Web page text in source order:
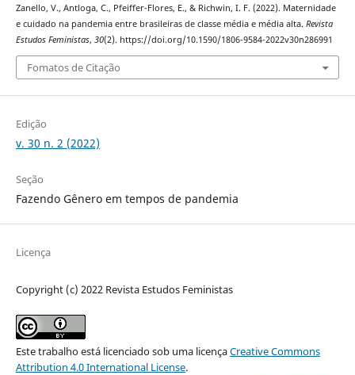
Zanello, V., Antloga, C., Pfeiffer-Flores, E., & Richwin, I. F. (2022). Maternidade
e cuidado na pandemia entre brasileiras de classe média e média alta. Revista
Estudos Feministas, 30(2). https://doi.org/10.1590/1806-9584-2022v30n286991
Fomatos de Citação
Edição
v. 30 n. 2 (2022)
Seção
Fazendo Gênero em tempos de pandemia
Licença
Copyright (c) 2022 Revista Estudos Feministas
Este trabalho está licenciado sob uma licençaCreative Commons
Attribution 4.0 International License.